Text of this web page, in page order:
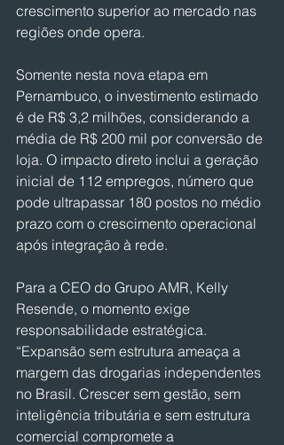
crescimento superior ao mercado nas
regiões onde opera.
Somente nesta nova etapa em
Pernambuco, o investimento estimado
é de R$ 3,2 milhões, considerando a
média de R$ 200 mil por conversão de
loja. O impacto direto inclui a geração
inicial de 112 empregos, número que
pode ultrapassar 180 postos no médio
prazo com o crescimento operacional
após integração à rede.
Para a CEO do Grupo AMR, Kelly
Resende, o momento exige
responsabilidade estratégica.
“Expansão sem estrutura ameaça a
margem das drogarias independentes
no Brasil. Crescer sem gestão, sem
inteligência tributária e sem estrutura
comercial compromete a